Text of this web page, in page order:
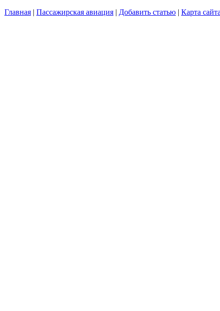
Главная | Пассажирская авиация | Добавить статью | Карта